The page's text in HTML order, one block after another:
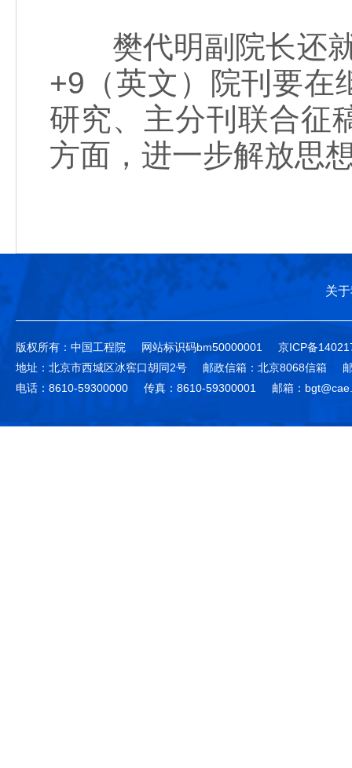
樊代明副院长还就
+9（英文）院刊要在
研究、主分刊联合征
方面，进一步解放思
关
版权所有：中国工程院 网站标识码bm50000001
京ICP备
地址：北京市西城区冰窖口胡同2号
邮政信箱：北京8068信箱
电话：8610-59300000
传真：8610-59300001 邮箱：